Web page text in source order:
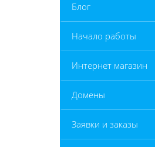
Блог
Начало работы
Интернет магазин
Домены
Заявки и заказы